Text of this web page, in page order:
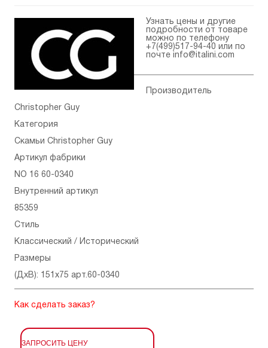
Узнать цены и другие
подробности от товаре
можно по телефону
+7(499)517-94-40 или по
почте
info@italini.com
Производитель
Christopher Guy
Категория
Скамьи Christopher Guy
Артикул фабрики
NO 16 60-0340
Внутренний артикул
85359
Стиль
Классический / Исторический
Размеры
(ДхВ): 151x75 арт.60-0340
Как сделать заказ?
ЗАПРОСИТЬ ЦЕНУ